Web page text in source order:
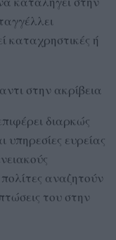
καταχρηστικές ή
στην ακρίβεια
διαρκώς
υπηρεσίες ευρείας
αναζητούν
του στην